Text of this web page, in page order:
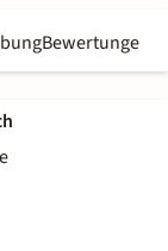
Bewertungen